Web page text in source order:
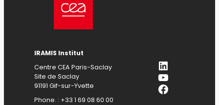
IRAMIS Institut
Centre CEA Paris-Saclay
Site de Saclay
91191 Gif-sur-Yvette
Phone. : +33 1 69 08 60 00
LinkedIn
YouTube
Facebook